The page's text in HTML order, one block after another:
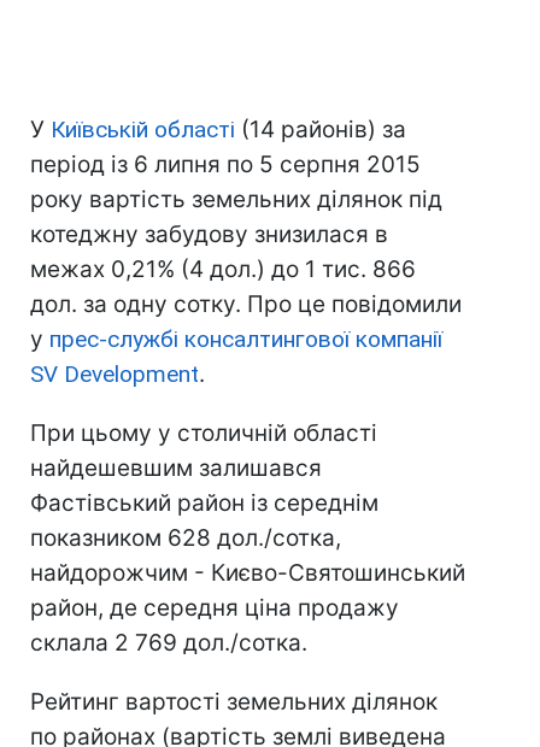
У Київській області (14 районів) за
період із 6 липня по 5 серпня 2015
року вартість земельних ділянок під
котеджну забудову знизилася в
межах 0,21% (4 дол.) до 1 тис. 866
дол. за одну сотку. Про це повідомили
у прес-службі консалтингової компанії
SV Development.
При цьому у столичній області
найдешевшим залишався
Фастівський район із середнім
показником 628 дол./сотка,
найдорожчим - Києво-Святошинський
район, де середня ціна продажу
склала 2 769 дол./сотка.
Рейтинг вартості земельних ділянок
по районах (вартість землі виведена